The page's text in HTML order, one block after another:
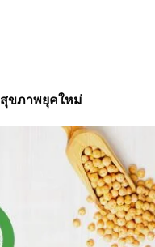
สุขภาพยุคใหม่